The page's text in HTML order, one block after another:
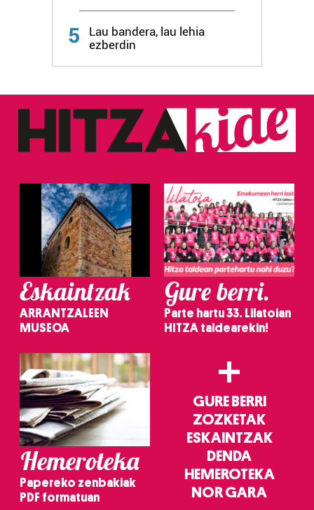
zerbitzuak hobetzeko asmoz, cookie teknologiaz
5
Lau bandera, lau lehia
ezberdin
Eskaintzak
ARRANTZALEEN
MUSEOA
Gure berri.
Parte hartu 33. Lilatoian
HITZA taldearekin!
Hemeroteka
Papereko zenbakiak
PDF formatuan
+
GURE BERRI
ZOZKETAK
ESKAINTZAK
DENDA
HEMEROTEKA
NOR GARA